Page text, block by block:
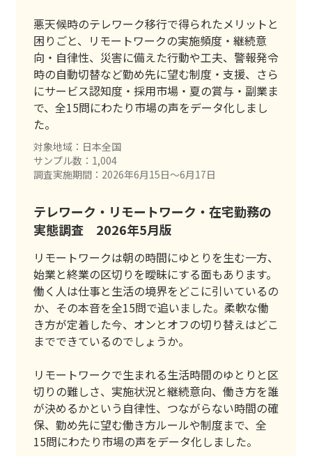
悪天候時のテレワーク移行で得られたメリットと
困りごと、リモートワークの実施頻度・継続意
向・自律性、災害に備えた行動や工夫、警報発令
時の自動切替など勤め先に望む制度・支援、さら
にサービス認知度・採用市場・夏の賞与・副業ま
で、全15問にわたり市場の声をデータ化しまし
た。
対象地域：日本全国
サンプル数：1,004
調査実施期間：2026年6月15日〜6月17日
テレワーク・リモートワーク・在宅勤務の
実態調査 2026年5月版
リモートワークは朝の時間にゆとりを生む一方、
始業と終業の区切りを曖昧にする面もあります。
働く人は仕事と生活の境界をどこに引いているの
か、その本音を全15問で追いました。柔軟な働
き方が定着した今、オンとオフの切り替えはどこ
までできているのでしょうか。
リモートワークで生まれる生活時間のゆとりと区
切りの難しさ、実施状況と継続意向、働き方を誰
が決めるかという自律性、つながらない時間の確
保、勤め先に望む働き方ルールや制度まで、全
15問にわたり市場の声をデータ化しました。